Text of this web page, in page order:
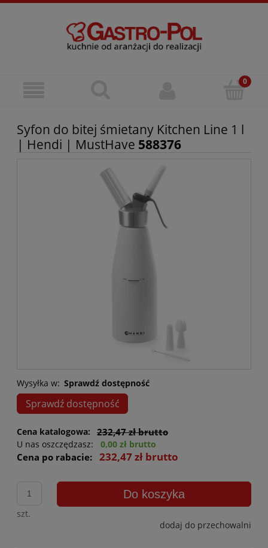
Syfon do bitej śmietany Kitchen Line 1 l
| Hendi | MustHave 588376
Wysyłka w: Sprawdź dostępność
Sprawdź dostępność
Cena katalogowa: 232,47 zł brutto
U nas oszczędzasz: 0,00 zł brutto
Cena po rabacie: 232,47 zł brutto
szt.
Do koszyka
dodaj do przechowalni